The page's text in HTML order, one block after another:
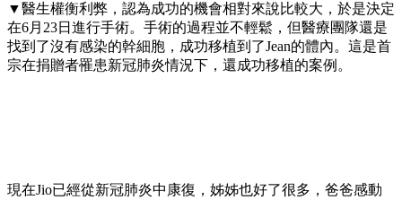
▼醫生權衡利弊，認為成功的機會相對來說比較大，於是決定
在6月23日進行手術。手術的過程並不輕鬆，但醫療團隊還是
找到了沒有感染的幹細胞，成功移植到了Jean的體內。這是首
宗在捐贈者罹患新冠肺炎情況下，還成功移植的案例。
現在Jio已經從新冠肺炎中康復，姊姊也好了很多，爸爸感動